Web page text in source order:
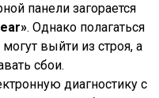
панели загорается
. Однако полагаться
выйти из строя, а
сбои.
диагностику с